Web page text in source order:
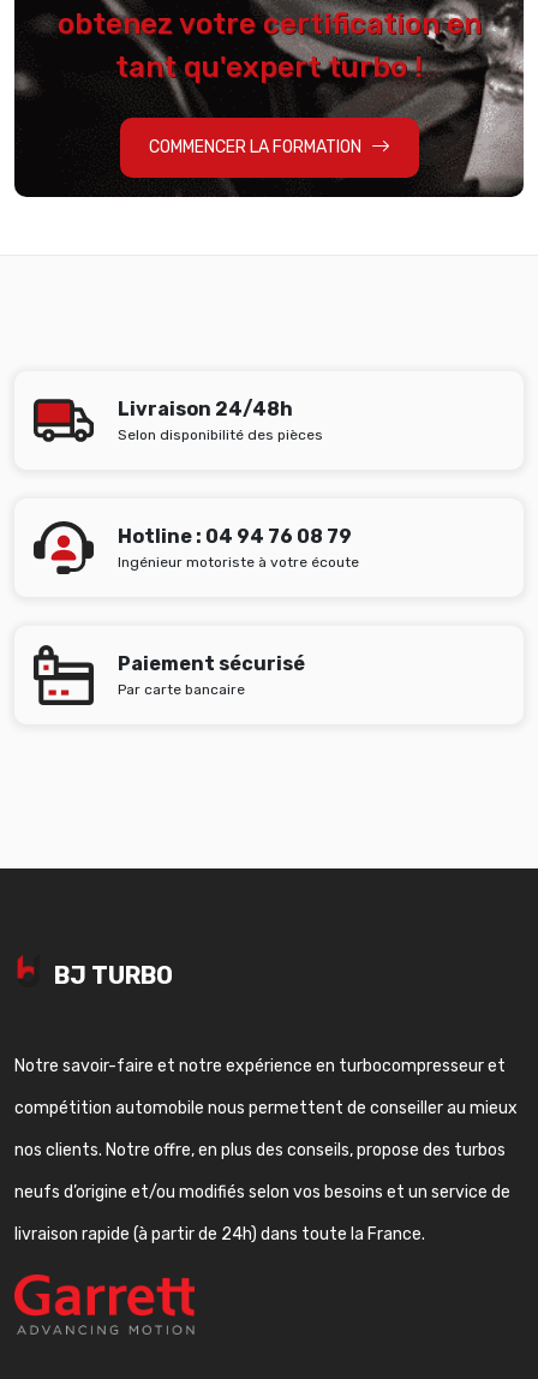
obtenez votre certification en
tant qu'expert turbo !
COMMENCER LA FORMATION
Livraison 24/48h
Selon disponibilité des pièces
Hotline : 04 94 76 08 79
Ingénieur motoriste à votre écoute
Paiement sécurisé
Par carte bancaire
BJ TURBO
Notre savoir-faire et notre expérience en turbocompresseur et
compétition automobile nous permettent de conseiller au mieux
nos clients. Notre offre, en plus des conseils, propose des turbos
neufs d’origine et/ou modifiés selon vos besoins et un service de
livraison rapide (à partir de 24h) dans toute la France.